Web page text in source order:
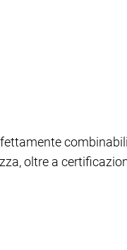
oltre a